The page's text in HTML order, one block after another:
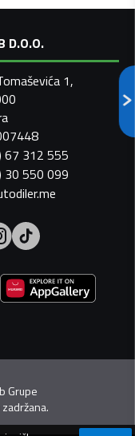
D.O.O.
1,
67 312 555
30 550 099
Grupe